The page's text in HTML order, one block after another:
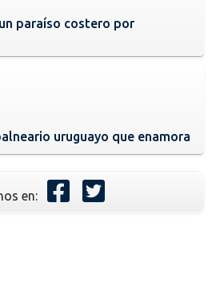
paraíso costero por
uruguayo que enamora
en: